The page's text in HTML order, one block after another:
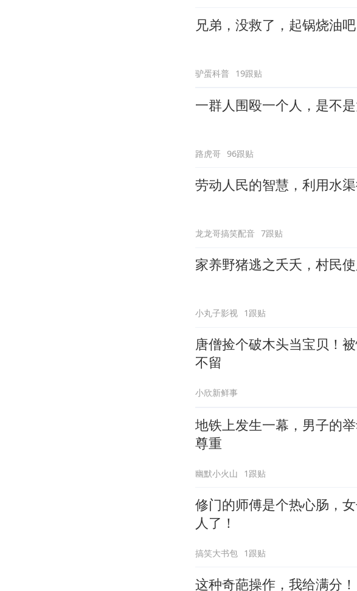
兄弟，没救了，起锅烧油吧
驴蛋科普 19跟贴
一群人围殴一个人，是不
路虎哥 96跟贴
劳动人民的智慧，利用水
龙龙哥搞笑配音 7跟贴
家养野猪逃之夭夭，村民
小丸子影视 1跟贴
唐僧捡个破木头当宝贝！
不留
小欣新鲜事
地铁上发生一幕，男子的
尊重
幽默小火山 1跟贴
修门的师傅是个热心肠，
人了！
搞笑大书包 1跟贴
这种奇葩操作，我给满分！